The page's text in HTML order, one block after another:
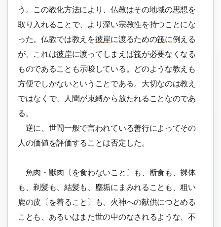
う。この教化方法により、仏教はその地域の思想を
取り入れることで、より深い宗教性を持つことにな
った。仏教では教えを彼岸に渡るための筏に例える
が、これは彼岸に渡ってしまえば筏が必要なくなる
ものであることも示唆している。どのような教えも
方便でしかないということである。大切なのは教え
ではなくで、人間が束縛から放たれることなのであ
る。
逆に、世間一般で言われている善行によってその
人の価値を評価することは否定した。
魚肉・獣肉〔を食わないこと〕も、断食も、裸体
も、剃髪も、結髪も、塵垢にまみれることも、粗い
鹿の皮〔を着ること〕も、火神への献供につとめる
ことも、あるいはまた世の中のなされるような、不